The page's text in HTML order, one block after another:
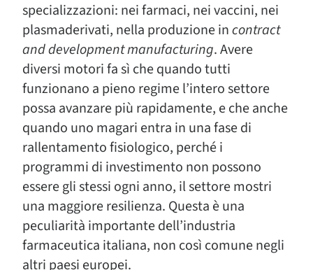
specializzazioni: nei farmaci, nei vaccini, nei
plasmaderivati, nella produzione incontract
and development manufacturing. Avere
diversi motori fa sì che quando tutti
funzionano a pieno regime l’intero settore
possa avanzare più rapidamente, e che anche
quando uno magari entra in una fase di
rallentamento fisiologico, perché i
programmi di investimento non possono
essere gli stessi ogni anno, il settore mostri
una maggiore resilienza. Questa è una
peculiarità importante dell’industria
farmaceutica italiana, non così comune negli
altri paesi europei.